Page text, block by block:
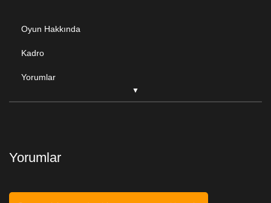
Oyun Hakkında
Kadro
Yorumlar
Yorumlar